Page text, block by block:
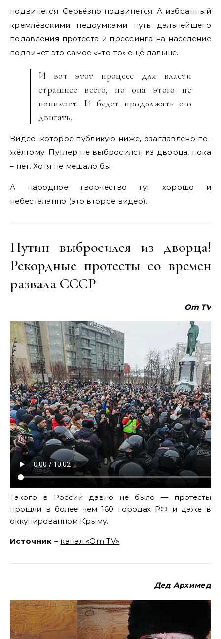
подвинется. Серьёзно подвинется. А избранный
кремлёвскими недоумками путь дальнейшего
подавления протеста и прессинга на население
подвинет это самое «что-то» ещё дальше.
И вот этот процесс для власти
страшнее всего, но она этого не
понимает. И будет продолжать его
двигать.
Видео, которое публикую ниже, озаглавлено по-
жёлтому. Путлер не выбросился из дворца, пока
– нет. Хотя не мешало бы.
А народное творчество тут хорошо и
небесталанно (это второе видео).
Путин выбросился из дворца!
Рекордные протесты со времен
развала СССР
Om TV
Такого в России давно не было — протесты
прошли в более чем 160 городах РФ и даже в
оккупированном Крыму.
Источник – канал «Om TV»
Дед Архимед